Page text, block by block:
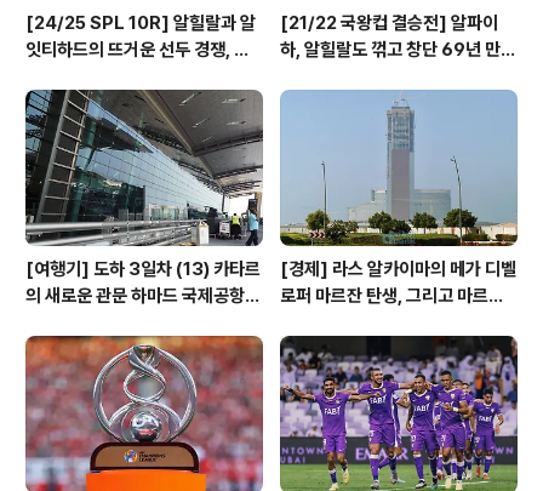
[24/25 SPL 10R] 알힐랄과 알
잇티하드의 뜨거운 선두 경쟁, 나
아, 알칼리즈!
[21/22 국왕컵 결승전] 알파이
하, 알힐랄도 꺾고 창단 69년 만에
[여행기] 도하 3일차 (13) 카타르
의 새로운 관문 하마드 국제공항
[경제] 라스 알카이마의 메가 디벨
로퍼 마르잔 탄생, 그리고 마르잔